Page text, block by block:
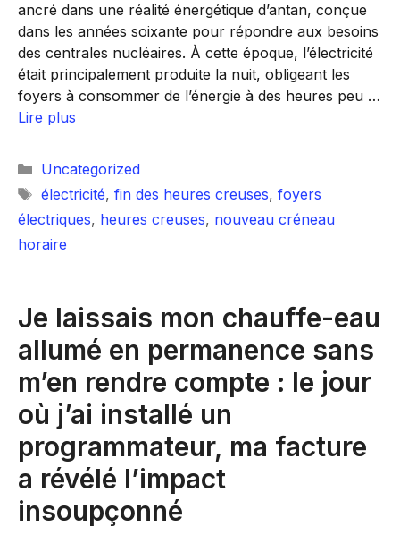
ancré dans une réalité énergétique d’antan, conçue
dans les années soixante pour répondre aux besoins
des centrales nucléaires. À cette époque, l’électricité
était principalement produite la nuit, obligeant les
foyers à consommer de l’énergie à des heures peu …
Lire plus
Catégories
Uncategorized
Étiquettes
électricité, fin des heures creuses, foyers
électriques, heures creuses, nouveau créneau
horaire
Je laissais mon chauffe-eau
allumé en permanence sans
m’en rendre compte : le jour
où j’ai installé un
programmateur, ma facture
a révélé l’impact
insoupçonné